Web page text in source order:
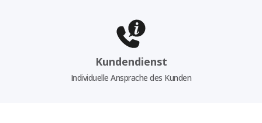
Kundendienst
Individuelle Ansprache des Kunden